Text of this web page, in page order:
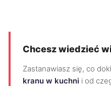
Chcesz wiedzieć
Zastanawiasz się, co
kranu w kuchni i od